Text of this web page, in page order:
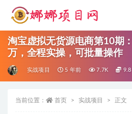
淘宝虚拟无货源电商第10期
万，全程实操，可批量操作
实战项目 5 年前 7.7K 9.8
当前位置： 首页 实战项目 正文